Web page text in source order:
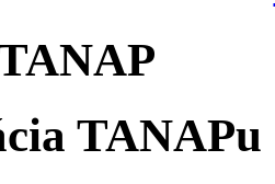
TANAPu